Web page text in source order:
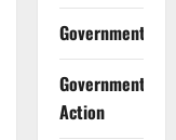
Government
Government
Action